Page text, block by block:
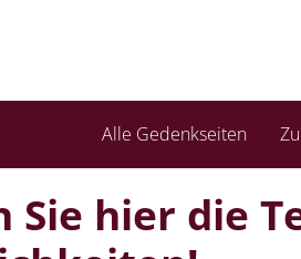
Alle Gedenkseiten
Sie hier die